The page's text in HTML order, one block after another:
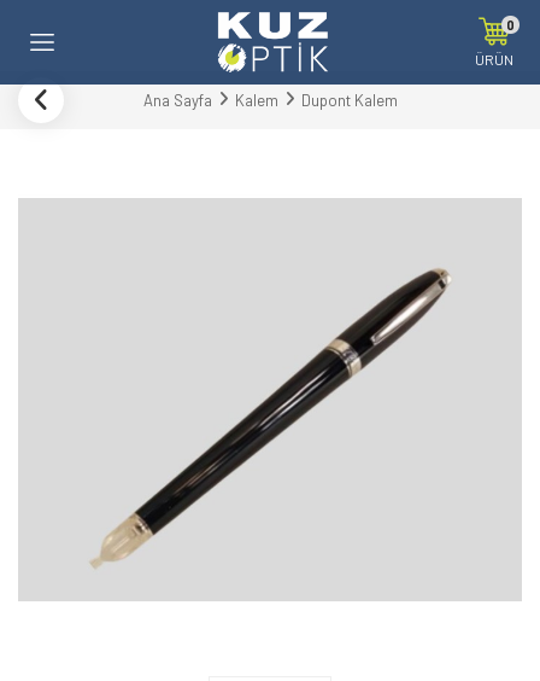
0
ÜRÜN
Ana Sayfa Kalem Dupont Kalem